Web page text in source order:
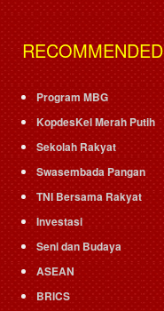
RECOMMENDED
Program MBG
KopdesKel Merah Putih
Sekolah Rakyat
Swasembada Pangan
TNI Bersama Rakyat
Investasi
Seni dan Budaya
ASEAN
BRICS